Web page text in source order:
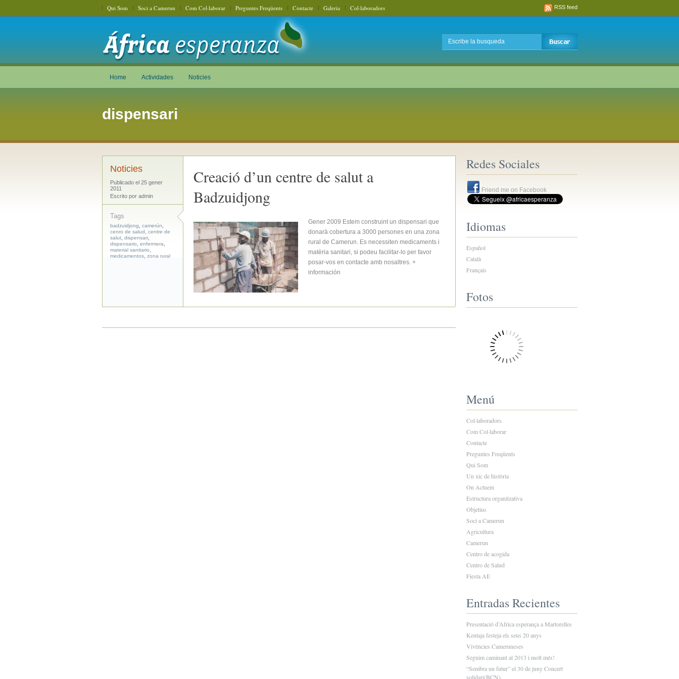
Qui Som Soci a Camerun Com Col·laborar Preguntes Freqüents Contacte Galeria Col·laboradors RSS feed
Home Actividades Noticies
dispensari
Noticies
Publicado el 25 gener
2011
Escrito por admin
Tags
badzuidjong camerún
cenro de salud
centre de
salut, dispensari,
dispensario enfermera
material sanitario
medicamentos, zona rural
Creació d’un centre de salut a
Badzuidjong
Gener 2009 Estem construint un dispensari que
donarà cobertura a 3000 persones en una zona
rural de Camerun. Es necessiten medicaments i
matèria sanitari, si podeu facilitar-lo per favor
posar-vos en contacte amb nosaltres. +
información
Redes Sociales
Friend me on Facebook
Idiomas
Español
Català
Français
Fotos
Menú
Col·laboradors
Com Col·laborar
Contacte
Preguntes Freqüents
Qui Som
Un xic de història
On Actuem
Estructura organitzativa
Objetius
Soci a Camerun
Agricultura
Camerun
Centro de acogida
Centro de Salud
Fiesta AE
Entradas Recientes
Presentació d’Africa esperança a Martorelles
Kentaja festeja els seus 20 anys
Vivències Cameruneses
Seguim caminant al 2013 i molt més!
“Sembra un futur” el 30 de juny Concert
solidari(BCN)